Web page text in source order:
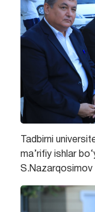
Tadbirni
ma’rifiy ishlar
S.Nazarqosimov